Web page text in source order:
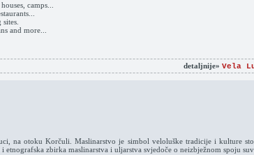
camps...
and more...
detaljnije» Vela
na otoku Korčuli. Maslinarstvo je simbol veloluške tradicije i kulture
zbirka maslinarstva i uljarstva svjedoče o neizbježnom spoju